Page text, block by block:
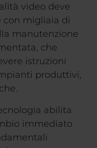
video deve
con migliaia di
manutenzione
che
istruzioni
produttivi,
abilita
immediato